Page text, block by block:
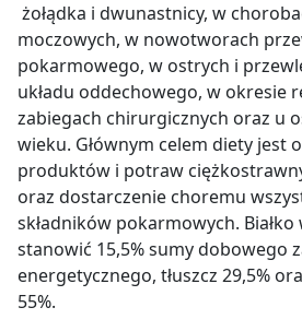
żołądka i dwunastnicy, w
moczowych, w nowotworach
pokarmowego, w ostrych i
układu oddechowego, w okresie
zabiegach chirurgicznych oraz u
wieku. Głównym celem diety jest
produktów i potraw
oraz dostarczenie choremu
składników pokarmowych.
stanowić 15,5% sumy dobowego
energetycznego, tłuszcz 29,5%
55%.